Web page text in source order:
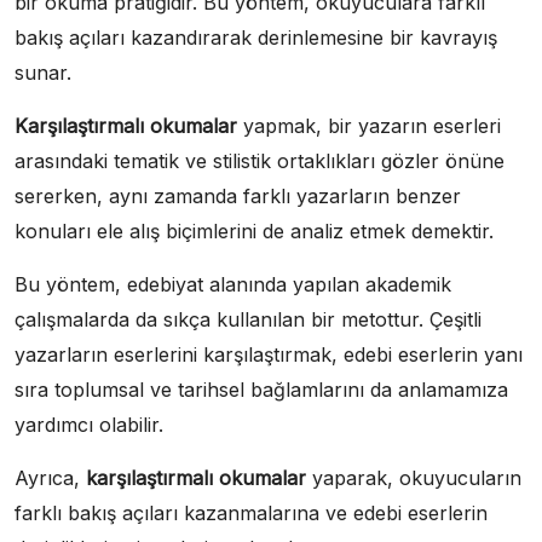
bakış açıları kazandırarak derinlemesine bir kavrayış
sunar.
Karşılaştırmalı okumalar yapmak, bir yazarın eserleri
arasındaki tematik ve stilistik ortaklıkları gözler önüne
sererken, aynı zamanda farklı yazarların benzer
konuları ele alış biçimlerini de analiz etmek demektir.
Bu yöntem, edebiyat alanında yapılan akademik
çalışmalarda da sıkça kullanılan bir metottur. Çeşitli
yazarların eserlerini karşılaştırmak, edebi eserlerin yanı
sıra toplumsal ve tarihsel bağlamlarını da anlamamıza
yardımcı olabilir.
Ayrıca, karşılaştırmalı okumalar yaparak, okuyucuların
farklı bakış açıları kazanmalarına ve edebi eserlerin